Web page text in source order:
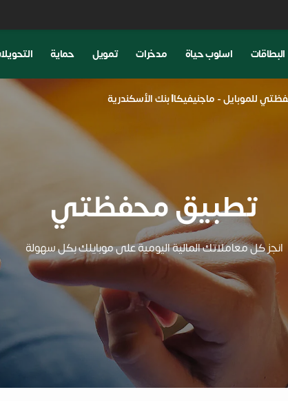
البطاقات اسلوب حياة مدخرات تمويل حماية
للموبايل - ماجنيفيكا| بنك الأسكندرية
تطبيق محفظتي
انجز كل معاملاتك المالية اليومية على موبايلك بكل سهولة